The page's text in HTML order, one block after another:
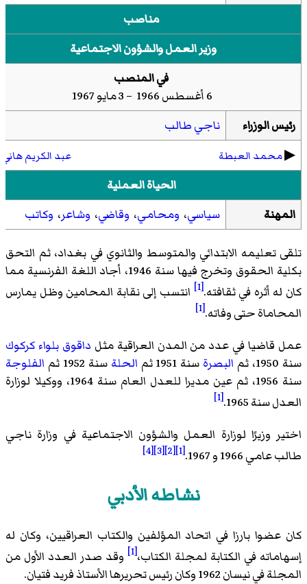
مناصب
وزير العمل والشؤون الاجتماعية
في المنصب
6 أغسطس 1966 – 3 مايو 1967
رئيس الوزراء
ناجي طالب
▶︎محمد العبطة عبد الكريم هاني
الحياة العملية
المهنة
سياسي، ومحامي، وقاضي، وشاعر، وكاتب
تلقى تعليمه الابتدائي والمتوسط والثانوي في بغداد، ثم التحق
بكلية الحقوق وتخرج فيها سنة 1946، أجاد اللغة الفرنسية مما
كان له أثره في ثقافته.[1]
انتسب إلى نقابة المحامين وظل يمارس
المحاماة حتى وفاته.[1]
عمل قاضيا في عدد من المدن العراقية مثل داقوق بلواء كركوك
سنة 1950، ثم
البصرة سنة 1951 ثم الحلة سنة 1952 ثم
الفلوجة
سنة 1956، ثم عين مديرا للعدل العام سنة 1964، ووكيلا لوزارة
العدل سنة 1965.
[1]
اختير وزيرًا لوزارة العمل والشؤون الاجتماعية في وزارة ناجي
طالب عامي 1966 و 1967.
[1]
[2]
[3]
[4]
نشاطه الأدبي
كان عضوا بارزا في اتحاد المؤلفين والكتاب العراقيين، وكان له
إسهاماته في الكتابة لمجلة الكتاب،[1]
وقد صدر العدد الأول من
المجلة في نيسان 1962 وكان رئيس تحريرها الأستاذ فريد فتيان.